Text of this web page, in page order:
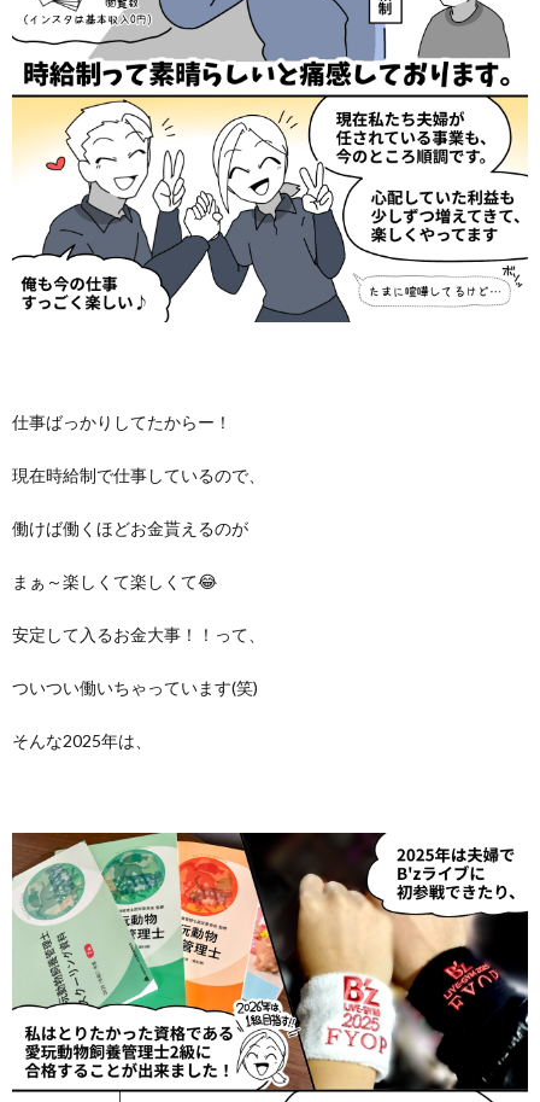
仕事ばっかりしてたからー！
現在時給制で仕事しているので、
働けば働くほどお金貰えるのが
まぁ～楽しくて楽しくて😂
安定して入るお金大事！！って、
ついつい働いちゃっています(笑)
そんな2025年は、